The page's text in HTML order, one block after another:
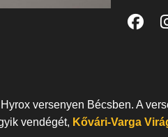
versenyen Bécsben. A
vendégét, Kővári-Varga